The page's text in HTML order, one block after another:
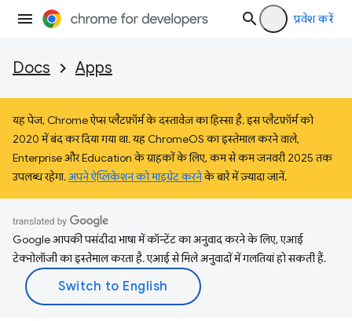
प्रवेश करें
Docs Apps
यह पेज, Chrome ऐप्स प्लैटफ़ॉर्म के दस्तावेज़ का हिस्सा है. इस प्लैटफ़ॉर्म को
2020 में बंद कर दिया गया था. यह ChromeOS का इस्तेमाल करने वाले,
Enterprise और Education के ग्राहकों के लिए, कम से कम जनवरी 2025 तक
उपलब्ध रहेगा.अपने ऐप्लिकेशन को माइग्रेट करनेके बारे में ज़्यादा जानें.
Google आपकी पसंदीदा भाषा में कॉन्टेंट का अनुवाद करने के लिए, एआई
टेक्नोलॉजी का इस्तेमाल करता है. एआई से मिले अनुवादों में गलतियां हो सकती हैं.